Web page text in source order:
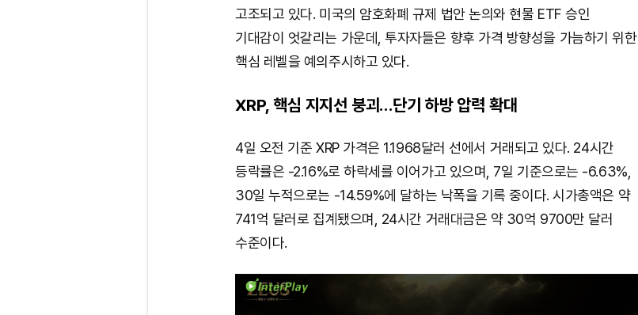
고조되고 있다. 미국의 암호화폐 규제 법안 논의와 현물 ETF 승인
기대감이 엇갈리는 가운데, 투자자들은 향후 가격 방향성을 가늠하기 위한
핵심 레벨을 예의주시하고 있다.
XRP, 핵심 지지선 붕괴…단기 하방 압력 확대
4일 오전 기준 XRP 가격은 1.1968달러 선에서 거래되고 있다. 24시간
등락률은 -2.16%로 하락세를 이어가고 있으며, 7일 기준으로는 -6.63%,
30일 누적으로는 -14.59%에 달하는 낙폭을 기록 중이다. 시가총액은 약
741억 달러로 집계됐으며, 24시간 거래대금은 약 30억 9700만 달러
수준이다.